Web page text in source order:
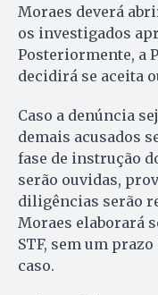
Moraes deverá
os investigados
Posteriormente, a
decidirá se aceita
Caso a denúncia
demais acusados
fase de instrução
serão ouvidas,
diligências serão
Moraes elaborará
STF, sem um
caso.